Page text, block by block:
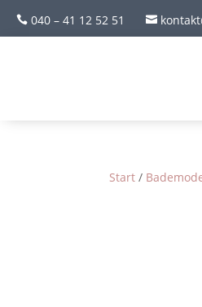
 040 – 41 12 52 51 
Start /